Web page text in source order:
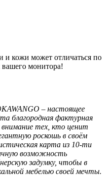
и кожи может отличаться по
вашего монитора!
– настоящее
благородная фактурная
тех, кто ценит
роскошь в своём
карта из 10-ти
возможность
задумку, чтобы в
мебелью своей мечты.